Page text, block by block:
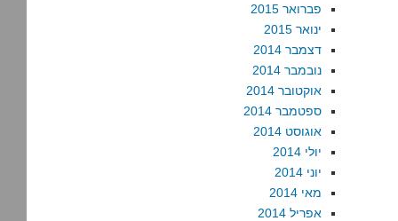
פברואר 2015
ינואר 2015
דצמבר 2014
נובמבר 2014
אוקטובר 2014
ספטמבר 2014
אוגוסט 2014
יולי 2014
יוני 2014
מאי 2014
אפריל 2014